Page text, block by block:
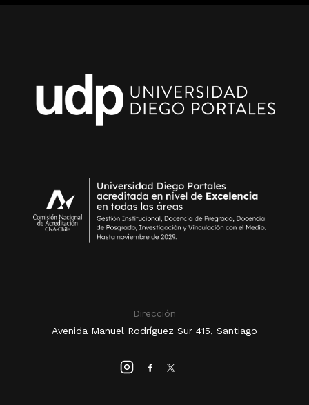
Dirección
Avenida Manuel Rodríguez Sur 415, Santiago